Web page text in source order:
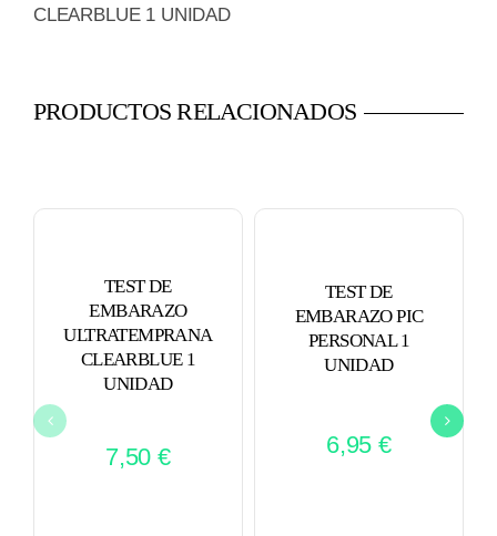
CLEARBLUE 1 UNIDAD
PRODUCTOS RELACIONADOS
TEST DE
EMBARAZO
ULTRATEMPRANA
CLEARBLUE 1
UNIDAD
7,50€
TEST DE
EMBARAZO PIC
PERSONAL 1
UNIDAD
6,95€